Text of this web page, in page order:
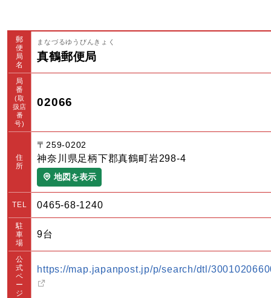
郵
便
局
名
まなづるゆうびんきょく
真鶴郵便局
局
番
(取
扱店
番
号)
02066
住
所
〒259-0202
神奈川県足柄下郡真鶴町岩298-4
地図を表示
TEL 0465-68-1240
駐
車
場
9台
公
式
ペ
ー
ジ
https://map.japanpost.jp/p/search/dtl/